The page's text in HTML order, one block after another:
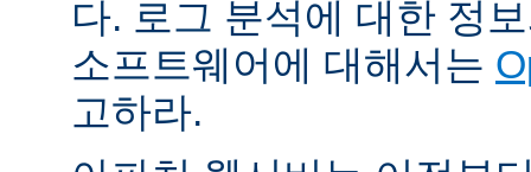
다. 로그 분석에 대한 정
소프트웨어에 대해서는
고하라.